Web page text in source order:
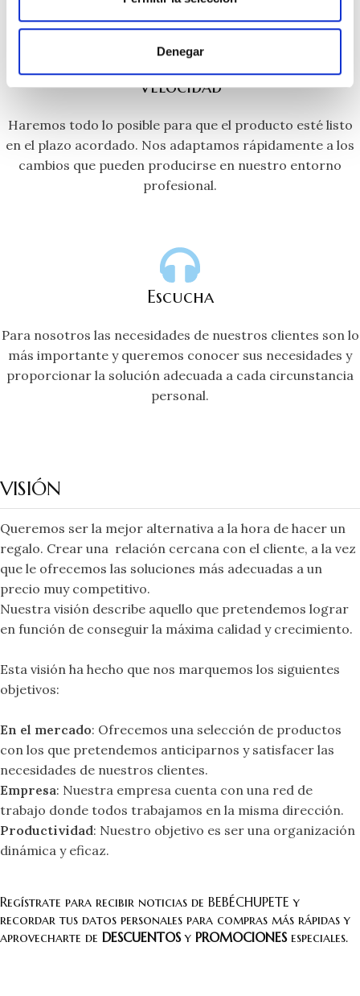
Denegar
Velocidad
Haremos todo lo posible para que el producto esté listo
en el plazo acordado. Nos adaptamos rápidamente a los
cambios que pueden producirse en nuestro entorno
profesional.
Escucha
Para nosotros las necesidades de nuestros clientes son lo
más importante y queremos conocer sus necesidades y
proporcionar la solución adecuada a cada circunstancia
personal.
VISIÓN
Queremos ser la mejor alternativa a la hora de hacer un
regalo. Crear una relación cercana con el cliente, a la vez
que le ofrecemos las soluciones más adecuadas a un
precio muy competitivo.
Nuestra visión describe aquello que pretendemos lograr
en función de conseguir la máxima calidad y crecimiento.
Esta visión ha hecho que nos marquemos los siguientes
objetivos:
En el mercado: Ofrecemos una selección de productos
con los que pretendemos anticiparnos y satisfacer las
necesidades de nuestros clientes.
Empresa: Nuestra empresa cuenta con una red de
trabajo donde todos trabajamos en la misma dirección.
Productividad: Nuestro objetivo es ser una organización
dinámica y eficaz.
Regístrate para recibir noticias de BEBÉCHUPETE y
recordar tus datos personales para compras más rápidas y
aprovecharte de DESCUENTOSy PROMOCIONESespeciales.